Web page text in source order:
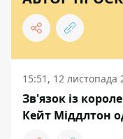
15:51, 12 листопада
Зв'язок із
Кейт Міддлтон